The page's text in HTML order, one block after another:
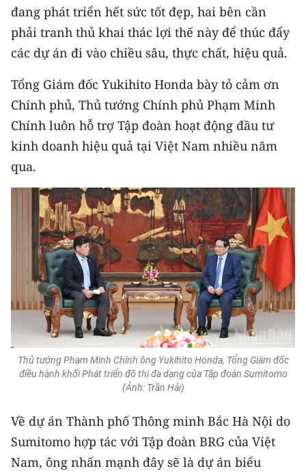
CHƯƠNG TRÌNH OCOP - MỖI XÃ
MỘT SẢN PHẨM
MEDIA CENTER
E-Magazine
Video
Media Chính trị
Media Kinh tế
Media Văn hóa
Media Xã hội
Media Pháp luật
Media Du lịch
Media Thế giới
Media Giáo dục
Media Y tế
đang phát triển hết sức tốt đẹp, hai bên cần
phải tranh thủ khai thác lợi thế này để thúc đẩy
các dự án đi vào chiều sâu, thực chất, hiệu quả.
Tổng Giám đốc Yukihito Honda bày tỏ cảm ơn
Chính phủ, Thủ tướng Chính phủ Phạm Minh
Chính luôn hỗ trợ Tập đoàn hoạt động đầu tư
kinh doanh hiệu quả tại Việt Nam nhiều năm
qua.
Thủ tướng Phạm Minh Chính ông Yukihito Honda, Tổng Giám đốc
điều hành khối Phát triển đô thị đa dạng của Tập đoàn Sumitomo
(Ảnh: Trần Hải)
Về dự án Thành phố Thông minh Bắc Hà Nội do
Sumitomo hợp tác với Tập đoàn BRG của Việt
Nam, ông nhấn mạnh đây sẽ là dự án biểu